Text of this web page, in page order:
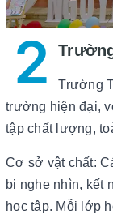
2
Trường
trường hiện đại,
tập chất lượng,
Cơ sở vật chất:
bị nghe nhìn, kết
học tập. Mỗi lớp